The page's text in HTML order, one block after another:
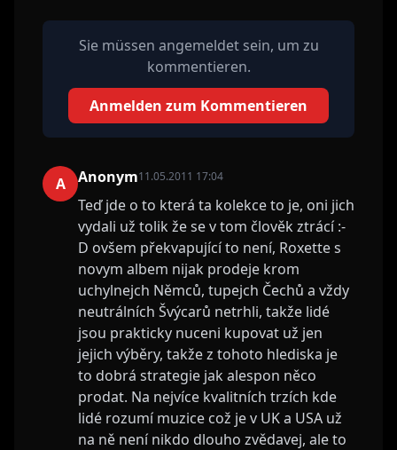
Sie müssen angemeldet sein, um zu
kommentieren.
Anmelden zum Kommentieren
A Anonym11.05.2011 17:04
Teď jde o to která ta kolekce to je, oni jich
vydali už tolik že se v tom člověk ztrácí :-
D ovšem překvapující to není, Roxette s
novym albem nijak prodeje krom
uchylnejch Němců, tupejch Čechů a vždy
neutrálních Švýcarů netrhli, takže lidé
jsou prakticky nuceni kupovat už jen
jejich výběry, takže z tohoto hlediska je
to dobrá strategie jak alespon něco
prodat. Na nejvíce kvalitních trzích kde
lidé rozumí muzice což je v UK a USA už
na ně není nikdo dlouho zvědavej, ale to